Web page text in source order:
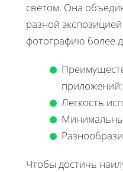
светом. Она
разной
фотографию более
приложений:
Легкость
Чтобы достичь